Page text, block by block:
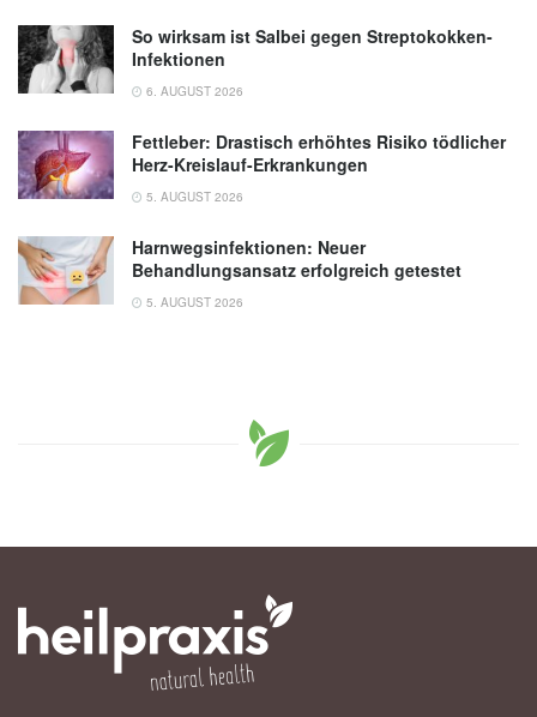
So wirksam ist Salbei gegen Streptokokken-
Infektionen
6. AUGUST 2026
Fettleber: Drastisch erhöhtes Risiko tödlicher
Herz-Kreislauf-Erkrankungen
5. AUGUST 2026
Harnwegsinfektionen: Neuer
Behandlungsansatz erfolgreich getestet
5. AUGUST 2026